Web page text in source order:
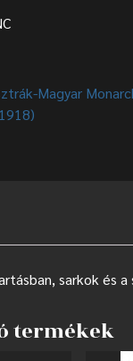
Magyar
sarkok és
termékek